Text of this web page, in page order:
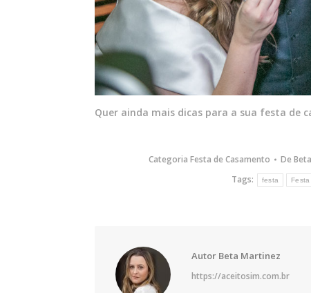
Quer ainda mais dicas para a sua festa de
Categoria Festa de Casamento De
Tags:
festa
Autor Beta Martinez
https://aceitosim.com.br